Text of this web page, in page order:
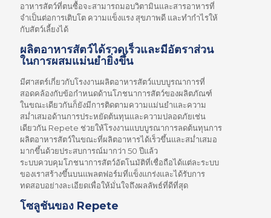
อาหารสัตว์ที่ตนซื้อจะสามารถมอบวิตามินและสารอาหารที่
จำเป็นต่อการเติบโต ความแข็งแรง สุขภาพดี และทำกำไรให้
กับสัตว์เลี้ยงได้
ผลิตอาหารสัตว์ได้รวดเร็วและมีอัตราส่วน
ในการผสมแม่นยำยิ่งขึ้น
มีศาสตร์เกี่ยวกับโรงงานผลิตอาหารสัตว์แบบบูรณาการที่
สอดคล้องกับข้อกำหนดด้านโภชนาการสัตว์ของผลิตภัณฑ์
ในขณะเดียวกันก็ยังมีการติดตามความแม่นยำและความ
สม่ำเสมอด้านการประหยัดต้นทุนและความปลอดภัยเช่น
เดียวกัน Repete ช่วยให้โรงงานแบบบูรณาการลดต้นทุนการ
ผลิตอาหารสัตว์ในขณะที่ผลิตอาหารได้เร็วขึ้นและสม่ำเสมอ
มากขึ้นด้วยประสบการณ์มากว่า 50 ปีแล้ว
ระบบควบคุมโภชนาการสัตว์อัตโนมัติที่เชื่อถือได้แต่ละระบบ
ของเราสร้างขึ้นบนแพลตฟอร์มที่แข็งแกร่งและได้รับการ
ทดสอบอย่างละเอียดเพื่อให้มั่นใจถึงผลลัพธ์ที่ดีที่สุด
โซลูชันของ Repete